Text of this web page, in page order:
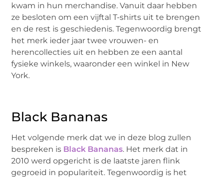
kwam in hun merchandise. Vanuit daar hebben
ze besloten om een vijftal T-shirts uit te brengen
en de rest is geschiedenis. Tegenwoordig brengt
het merk ieder jaar twee vrouwen- en
herencollecties uit en hebben ze een aantal
fysieke winkels, waaronder een winkel in New
York.
Black Bananas
Het volgende merk dat we in deze blog zullen
bespreken is Black Bananas. Het merk dat in
2010 werd opgericht is de laatste jaren flink
gegroeid in populariteit. Tegenwoordig is het